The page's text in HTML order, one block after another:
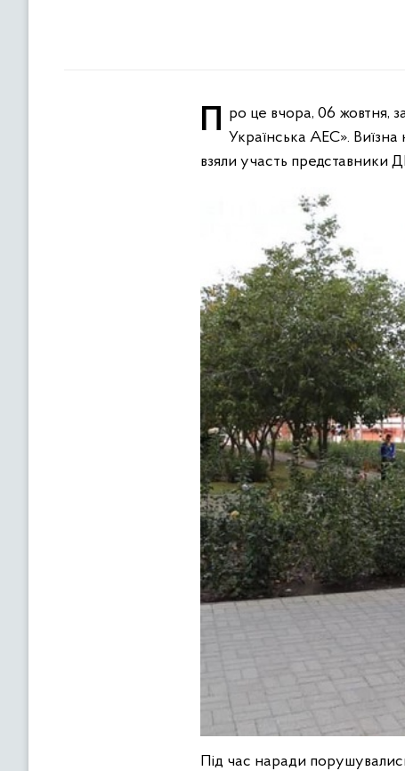
Про це вчора, 06 жовтня, заявив т.в.о. Голови Держенергонагляду Роман Боднар під час візиту на ВП «Южно- Українська АЕС». Виїзна
взяли участь представники
Під час наради